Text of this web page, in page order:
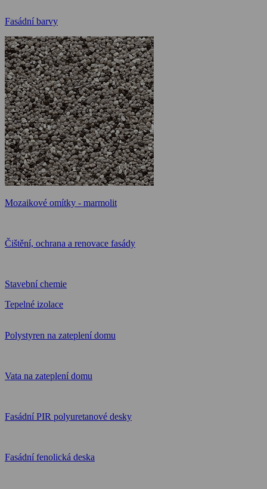
Fasádní barvy
Mozaikové omítky - marmolit
Čištění, ochrana a renovace fasády
Stavební chemie
Tepelné izolace
Polystyren na zateplení domu
Vata na zateplení domu
Fasádní PIR polyuretanové desky
Fasádní fenolická deska